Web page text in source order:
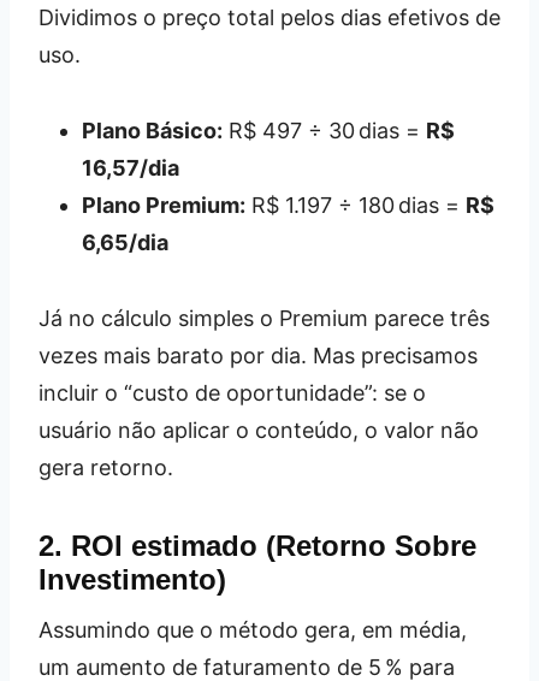
Dividimos o preço total pelos dias efetivos de
uso.
Plano Básico: R$ 497 ÷ 30 dias = R$
16,57/dia
Plano Premium: R$ 1.197 ÷ 180 dias = R$
6,65/dia
Já no cálculo simples o Premium parece três
vezes mais barato por dia. Mas precisamos
incluir o “custo de oportunidade”: se o
usuário não aplicar o conteúdo, o valor não
gera retorno.
2. ROI estimado (Retorno Sobre
Investimento)
Assumindo que o método gera, em média,
um aumento de faturamento de 5 % para